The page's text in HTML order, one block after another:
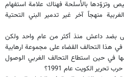
وتزوّدها بالأسلحة فهناك علامة استفهام
منهجاً آخر غير تدمير البني التحتية
بضد داعش منذ أكثر من عام واحد ولكن
في هذا التحالف القضاء على مجموعة ارهابية
في حين استطاع التحالف الغربي الوصول
الكويت عام 1991؟